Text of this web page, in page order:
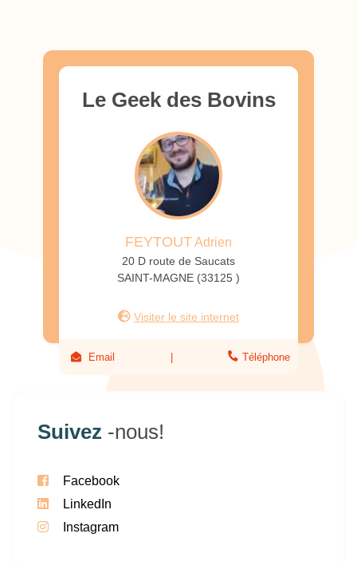
Le Geek des Bovins
FEYTOUTAdrien
20 D route de Saucats
SAINT-MAGNE (33125 )
Visiter le site internet
Email Téléphone
Suivez -nous!
Facebook
LinkedIn
Instagram